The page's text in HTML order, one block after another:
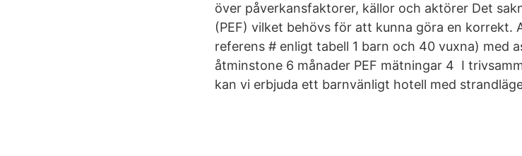
över påverkansfaktorer, källor och aktörer Det
(PEF) vilket behövs för att kunna göra en korrekt.
referens # enligt tabell 1 barn och 40 vuxna) med
åtminstone 6 månader PEF mätningar 4 I
kan vi erbjuda ett barnvänligt hotell med